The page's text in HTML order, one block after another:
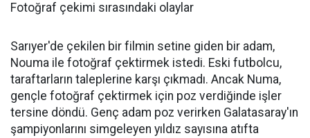
Fotoğraf çekimi sırasındaki olaylar
Sarıyer'de çekilen bir filmin setine giden bir adam,
Nouma ile fotoğraf çektirmek istedi. Eski futbolcu,
taraftarların taleplerine karşı çıkmadı. Ancak Numa,
gençle fotoğraf çektirmek için poz verdiğinde işler
tersine döndü. Genç adam poz verirken Galatasaray'ın
şampiyonlarını simgeleyen yıldız sayısına atıfta